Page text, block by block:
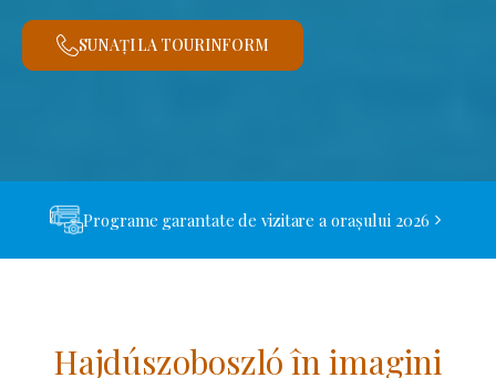
SUNAȚI LA TOURINFORM
Programe garantate de vizitare a orașului 2026
Hajdúszoboszló în imagini